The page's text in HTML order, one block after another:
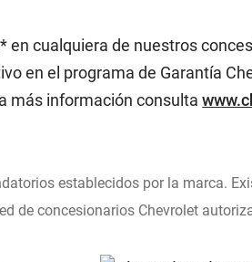
cualquiera de nuestros
en el programa de Garantía
más información consulta
establecidos por la marca.
de concesionarios Chevrolet